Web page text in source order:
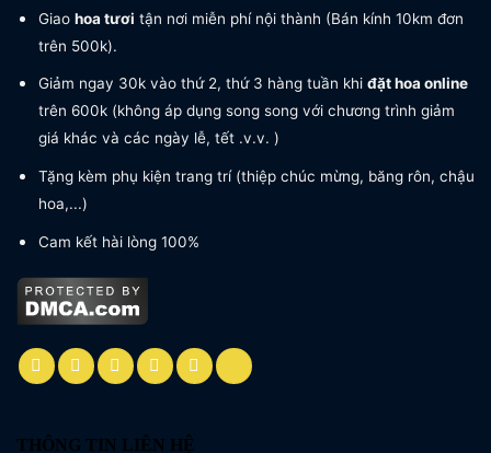
Giao hoa tươi tận nơi miễn phí nội thành (Bán kính 10km đơn
trên 500k).
Giảm ngay 30k vào thứ 2, thứ 3 hàng tuần khi đặt hoa online
trên 600k (không áp dụng song song với chương trình giảm
giá khác và các ngày lễ, tết .v.v. )
Tặng kèm phụ kiện trang trí (thiệp chúc mừng, băng rôn, chậu
hoa,...)
Cam kết hài lòng 100%
THÔNG TIN LIÊN HỆ